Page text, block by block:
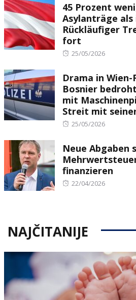
45 Prozent
Asylanträge als
Rückläufiger
fort
Posted
25/05/2026
Drama in
Bosnier
mit
Streit mit
Posted
25/05/2026
Neue Abgaben
finanzieren
Posted
22/04/2026
NAJČITANIJE